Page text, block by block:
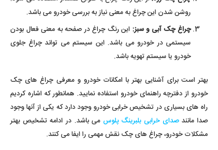
روشن شدن این چراغ به معنی نیاز به بررسی خودرو می باشد.
چراغ چک آبی و سبز: این رنگ چراغ در صفحه به معنی فعال بودن
سیستمی در خودرو می باشد. این سیستم می تواند چراغ جلوی
خودرو یا سیستم تهویه باشد.
بهتر است برای آشنایی بهتر با امکانات خودرو و معرفی چراغ های چک
خودرو از دفترچه راهنمای خودرو استفاده نمایید. همانطور که اشاره کردیم
راه های بسیاری در تشخیص خرابی خودرو وجود دارد که یکی از آنها وجود
صدا مانندصدای خرابی بلبرینگ پلوس می باشد. در ادامه تشخیص بهتر
مشکلات خودرو، چراغ های چک نقش مهمی را ایفا می کنند.